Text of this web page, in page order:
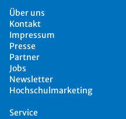
Über uns
Kontakt
Impressum
Presse
Partner
Jobs
Newsletter
Hochschulmarketing
Service